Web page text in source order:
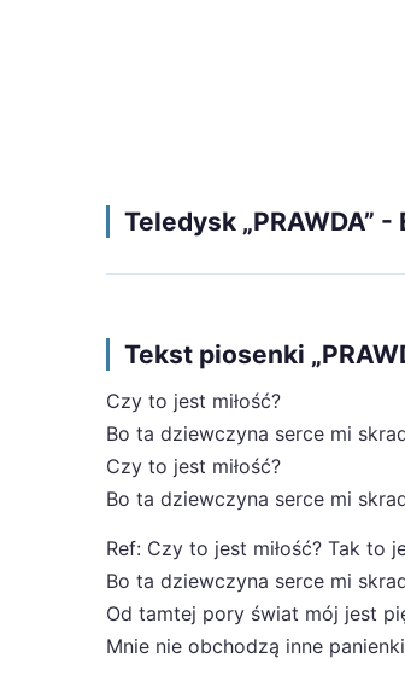
Teledysk „PRAWDA” -
Tekst piosenki
Czy to jest miłość?
Bo ta dziewczyna serce mi
Czy to jest miłość?
Bo ta dziewczyna serce mi
Ref: Czy to jest miłość? Tak to
Bo ta dziewczyna serce mi
Od tamtej pory świat mój jest
Mnie nie obchodzą inne